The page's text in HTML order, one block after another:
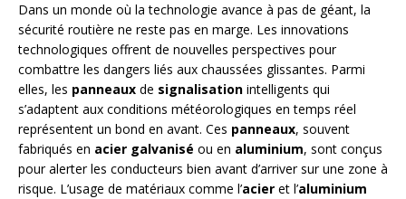
Dans un monde où la technologie avance à pas de géant, la
sécurité routière ne reste pas en marge. Les innovations
technologiques offrent de nouvelles perspectives pour
combattre les dangers liés aux chaussées glissantes. Parmi
elles, les panneaux de signalisation intelligents qui
s’adaptent aux conditions météorologiques en temps réel
représentent un bond en avant. Ces panneaux, souvent
fabriqués en acier galvanisé ou en aluminium, sont conçus
pour alerter les conducteurs bien avant d’arriver sur une zone à
risque. L’usage de matériaux comme l’acier et l’aluminium